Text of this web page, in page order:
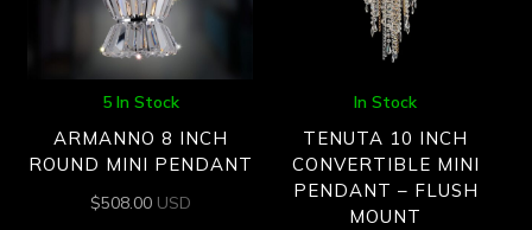
5 In Stock
ARMANNO 8 INCH
ROUND MINI PENDANT
$508.00 USD
In Stock
TENUTA 10 INCH
CONVERTIBLE MINI
PENDANT – FLUSH
MOUNT